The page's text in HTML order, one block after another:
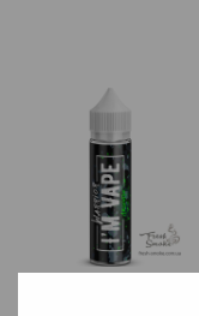
AbsentheTobacco